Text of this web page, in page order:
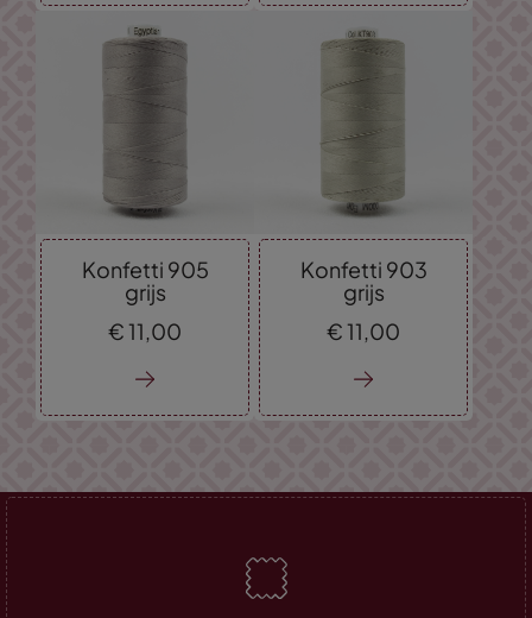
Konfetti 905
grijs
€11,00
Konfetti 903
grijs
€11,00